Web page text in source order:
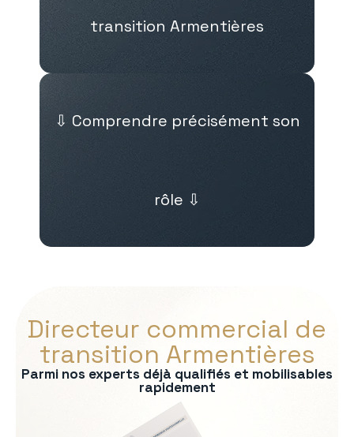
transition Armentières
⇩ Comprendre précisément son
rôle ⇩
Directeur commercial de
transition Armentières
Parmi nos experts déjà qualifiés et mobilisables
rapidement
développement des ventes